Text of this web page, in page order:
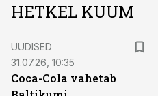
HETKEL KUUM
UUDISED
31.07.26, 10:35
Coca-Cola vahetab